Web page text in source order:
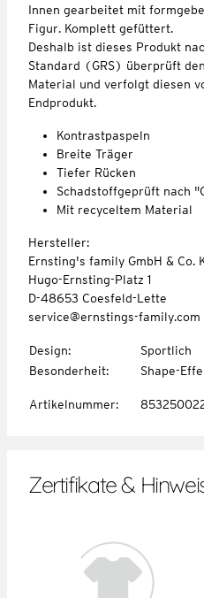
Innen gearbeitet mit
Figur. Komplett gefüttert.
Deshalb ist dieses Produkt
Standard (GRS) überprüft
Material und verfolgt diesen
Endprodukt.
Kontrastpaspeln
Breite Träger
Tiefer Rücken
Schadstoffgeprüft nach
Mit recyceltem Material
Hersteller:
Ernsting's family GmbH & Co.
Hugo-Ernsting-Platz 1
D-48653 Coesfeld-Lette
service@ernstings-family.com
Design:
Sportlich
Besonderheit: Shape-
Artikelnummer:
Zertifikate &